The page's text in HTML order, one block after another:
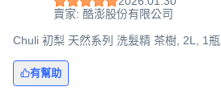
賣家: 酷澎股份有限公司
Chuli 初梨 天然系列 洗髮精 茶樹, 2L, 1瓶
有幫助